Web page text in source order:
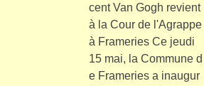
cent Van Gogh revient
à la Cour de l'Agrappe
à Frameries Ce jeudi
15 mai, la Commune d
e Frameries a inaugur